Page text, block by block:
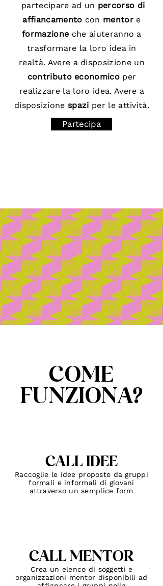
partecipare ad un percorso di
affiancamento con mentor e
formazione che aiuteranno a
trasformare la loro idea in
realtà. Avere a disposizione un
contributo economico per
realizzare la loro idea. Avere a
disposizionespazi per le attività.
Partecipa
COME
FUNZIONA?
CALL IDEE
Raccoglie le idee proposte da gruppi
formali e informali di giovani
attraverso un semplice form
CALL MENTOR
Crea un elenco di soggetti e
organizzazioni mentor disponibili ad